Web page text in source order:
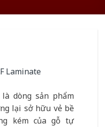
là dòng sản phẩm
lại sở hữu vẻ bề
kém của gỗ tự